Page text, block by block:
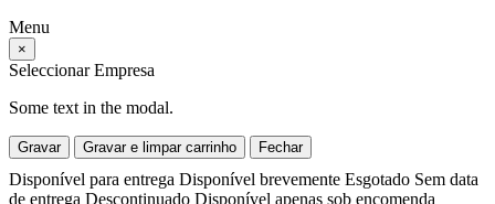
Menu
×
Seleccionar Empresa
Some text in the modal.
Gravar Gravar e limpar carrinho Fechar
Disponível para entrega Disponível brevemente Esgotado Sem data
de entrega Descontinuado Disponível apenas sob encomenda